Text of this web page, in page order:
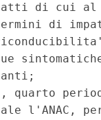
di cui al
di
quarto
l'ANAC,